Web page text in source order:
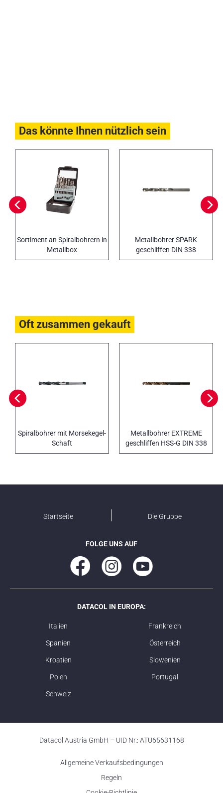
Das könnte Ihnen nützlich sein
Sortiment an Spiralbohrern in
Metallbox
Metallbohrer SPARK
geschliffen DIN 338
Oft zusammen gekauft
Spiralbohrer mit Morsekegel-
Schaft
Metallbohrer EXTREME
geschliffen HSS-G DIN 338
Startseite Die Gruppe
FOLGE UNS AUF
DATACOL IN EUROPA:
Italien Frankreich
Spanien Österreich
Kroatien Slowenien
Polen Portugal
Schweiz
Datacol Austria GmbH – UID Nr.: ATU65631168
Allgemeine Verkaufsbedingungen
Regeln